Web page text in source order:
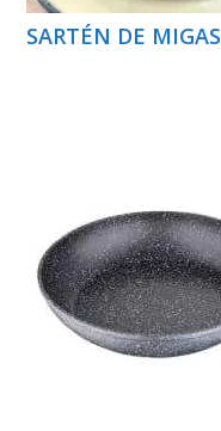
SARTÉN DE MIGAS